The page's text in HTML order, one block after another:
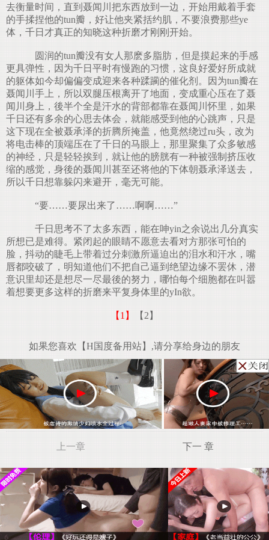
去衡量时间，直到聂闻川把东西放到一边，开始用戴着手套
的手揉捏他的tun瓣，好让他夹紧括约肌，不要浪费那些ye
体，千日才真正的知晓这种折磨才刚刚开始。
圆润的tun瓣没有女人那麽多脂肪，但是摸起来的手感
更具弹性，因为千日平时有慢跑的习惯，这良好爱好所成就
的躯体如今却偏偏变成迎来各种蹂躏的催化剂。因为tun瓣在
聂闻川手上，所以双腿压根离开了地面，变成重心压在了聂
闻川身上，後半个全是汗水的背部都靠在聂闻川怀里，如果
千日还有多余的心思去体会，就能感受到他的心跳声，只是
这下现在全被聂承泽的折腾所掩盖，他竟然绕过ru头，改为
将电击棒的顶端压在了千日的马眼上，那里聚集了众多敏感
的神经，只是轻轻挨到，就让他的膀胱有一种被强制挤压收
缩的感觉，身後的聂闻川甚至还将他的下体朝聂承泽送去，
所以千日想靠躲闪来避开，毫无可能。
“要……要尿出来了……啊啊……”
千日思考不了太多东西，能在呻yin之余说出几分真实
所想已是难得。紧闭起的眼睛不愿意去看对方那张可怕的
脸，抖动的睫毛上带着过分刺激所逼迫出的泪水和汗水，嘴
唇都咬破了，明知道他们不把自己逼到绝望边缘不罢休，潜
意识里却还是想尽一尽最後的努力，哪怕每个细胞都在叫嚣
着想要更多这样的折磨来平复身体里的yIn欲。
【1】 【2】
如果您喜欢【H国度备用站】,请分享给身边的朋友
上一章 下一 章